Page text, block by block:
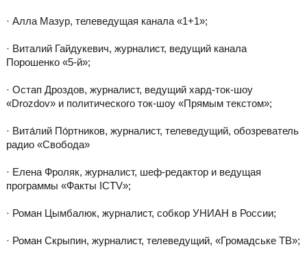
· Алла Мазур, телеведущая канала «1+1»;
· Виталий Гайдукевич, журналист, ведущий канала
Порошенко «5-й»;
· Остап Дроздов, журналист, ведущий хард-ток-шоу
«Drozdov» и политического ток-шоу «Прямым текстом»;
· Вита́лий По́ртников, журналист, телеведущий, обозреватель
радио «Свобода»
· Елена Фроляк, журналист, шеф-редактор и ведущая
программы «Факты ICTV»;
· Роман Цымбалюк, журналист, собкор УНИАН в России;
· Роман Скрыпин, журналист, телеведущий, «Громадське ТВ»;